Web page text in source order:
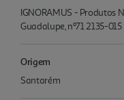
IGNORAMUS - Produtos
Guadalupe, nº71 2135-
Origem
Santarém